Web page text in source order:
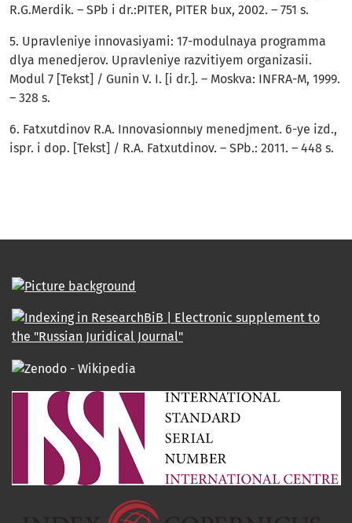
R.G.Merdik. – SPb i dr.:PITER, PITER bux, 2002. – 751 s.
5. Upravleniye innovasiyami: 17-modulnaya programma
dlya menedjerov. Upravleniye razvitiyem organizasii.
Modul 7 [Tekst] / Gunin V. I. [i dr.]. – Moskva: INFRA-M, 1999.
– 328 s.
6. Fatxutdinov R.A. Innovasionnыy menedjment. 6-ye izd.,
ispr. i dop. [Tekst] / R.A. Fatxutdinov. – SPb.: 2011. – 448 s.